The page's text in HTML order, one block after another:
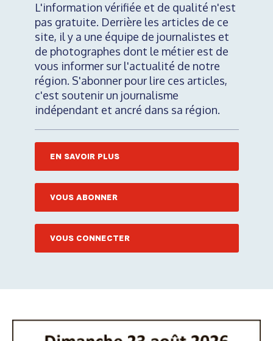
L'information vérifiée et de qualité n'est
pas gratuite. Derrière les articles de ce
site, il y a une équipe de journalistes et
de photographes dont le métier est de
vous informer sur l'actualité de notre
région. S'abonner pour lire ces articles,
c'est soutenir un journalisme
indépendant et ancré dans sa région.
EN SAVOIR PLUS
VOUS ABONNER
VOUS CONNECTER